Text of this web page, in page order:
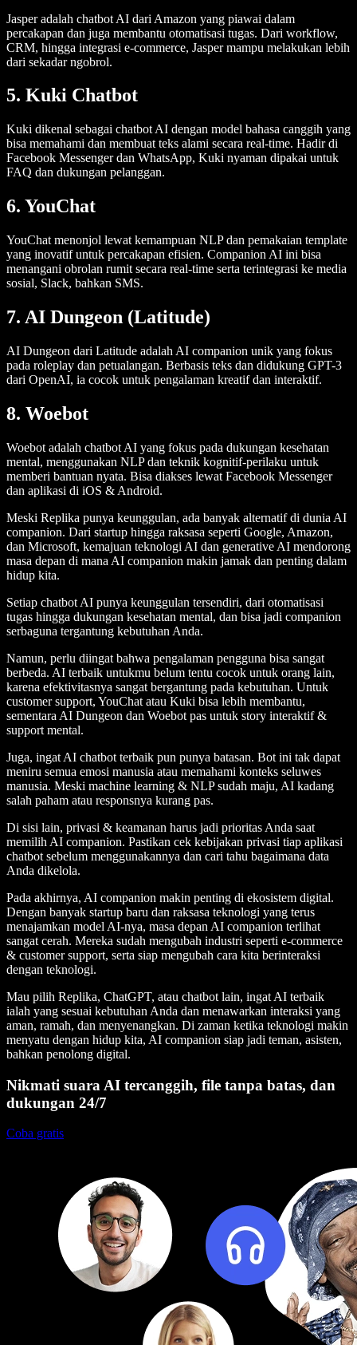
Jasper adalah chatbot AI dari Amazon yang piawai dalam
percakapan dan juga membantu otomatisasi tugas. Dari workflow,
CRM, hingga integrasi e-commerce, Jasper mampu melakukan lebih
dari sekadar ngobrol.
5. Kuki Chatbot
Kuki dikenal sebagai chatbot AI dengan model bahasa canggih yang
bisa memahami dan membuat teks alami secara real-time. Hadir di
Facebook Messenger dan WhatsApp, Kuki nyaman dipakai untuk
FAQ dan dukungan pelanggan.
6. YouChat
YouChat menonjol lewat kemampuan NLP dan pemakaian template
yang inovatif untuk percakapan efisien. Companion AI ini bisa
menangani obrolan rumit secara real-time serta terintegrasi ke media
sosial, Slack, bahkan SMS.
7. AI Dungeon (Latitude)
AI Dungeon dari Latitude adalah AI companion unik yang fokus
pada roleplay dan petualangan. Berbasis teks dan didukung GPT-3
dari OpenAI, ia cocok untuk pengalaman kreatif dan interaktif.
8. Woebot
Woebot adalah chatbot AI yang fokus pada dukungan kesehatan
mental, menggunakan NLP dan teknik kognitif-perilaku untuk
memberi bantuan nyata. Bisa diakses lewat Facebook Messenger
dan aplikasi di iOS & Android.
Meski Replika punya keunggulan, ada banyak alternatif di dunia AI
companion. Dari startup hingga raksasa seperti Google, Amazon,
dan Microsoft, kemajuan teknologi AI dan generative AI mendorong
masa depan di mana AI companion makin jamak dan penting dalam
hidup kita.
Setiap chatbot AI punya keunggulan tersendiri, dari otomatisasi
tugas hingga dukungan kesehatan mental, dan bisa jadi companion
serbaguna tergantung kebutuhan Anda.
Namun, perlu diingat bahwa pengalaman pengguna bisa sangat
berbeda. AI terbaik untukmu belum tentu cocok untuk orang lain,
karena efektivitasnya sangat bergantung pada kebutuhan. Untuk
customer support, YouChat atau Kuki bisa lebih membantu,
sementara AI Dungeon dan Woebot pas untuk story interaktif &
support mental.
Juga, ingat AI chatbot terbaik pun punya batasan. Bot ini tak dapat
meniru semua emosi manusia atau memahami konteks seluwes
manusia. Meski machine learning & NLP sudah maju, AI kadang
salah paham atau responsnya kurang pas.
Di sisi lain, privasi & keamanan harus jadi prioritas Anda saat
memilih AI companion. Pastikan cek kebijakan privasi tiap aplikasi
chatbot sebelum menggunakannya dan cari tahu bagaimana data
Anda dikelola.
Pada akhirnya, AI companion makin penting di ekosistem digital.
Dengan banyak startup baru dan raksasa teknologi yang terus
menajamkan model AI-nya, masa depan AI companion terlihat
sangat cerah. Mereka sudah mengubah industri seperti e-commerce
& customer support, serta siap mengubah cara kita berinteraksi
dengan teknologi.
Mau pilih Replika, ChatGPT, atau chatbot lain, ingat AI terbaik
ialah yang sesuai kebutuhan Anda dan menawarkan interaksi yang
aman, ramah, dan menyenangkan. Di zaman ketika teknologi makin
menyatu dengan hidup kita, AI companion siap jadi teman, asisten,
bahkan penolong digital.
Nikmati suara AI tercanggih, file tanpa batas, dan
dukungan 24/7
Coba gratis